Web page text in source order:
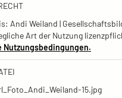
Andi Weiland |
Art der Nutzung
Nutzungsbedingungen.
15.jpg